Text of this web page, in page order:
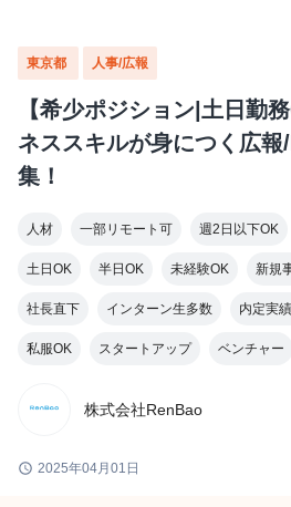
東京都 人事/広報
【希少ポジション|土日勤
ネススキルが身につく広
集！
人材 一部リモート可 週2日以下OK
土日OK 半日OK 未経験OK 新規
社長直下 インターン生多数 内定実
私服OK スタートアップ ベンチャー
株式会社RenBao
schedule 2025年04月01日